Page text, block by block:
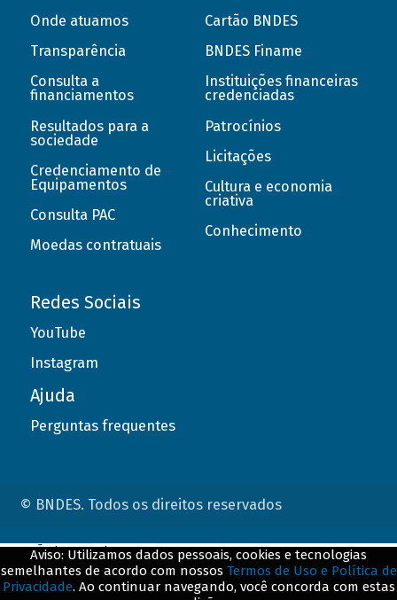
Onde atuamos
Transparência
Consulta a
financiamentos
Resultados para a
sociedade
Credenciamento de
Equipamentos
Consulta PAC
Moedas contratuais
Cartão BNDES
BNDES Finame
Instituições financeiras
credenciadas
Patrocínios
Licitações
Cultura e economia
criativa
Conhecimento
Redes Sociais
YouTube
Instagram
Ajuda
Perguntas frequentes
© BNDES. Todos os direitos reservados
Aviso: Utilizamos dados pessoais, cookies e tecnologias
semelhantes de acordo com nossos Termos de Uso e Política de
Privacidade. Ao continuar navegando, você concorda com estas
ConteÃºdo complementar
${title}${badge}